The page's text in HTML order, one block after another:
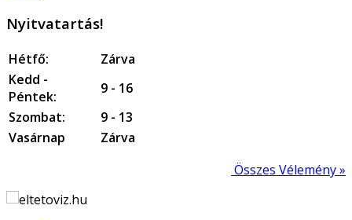
Nyitvatartás!
Hétfő:
Zárva
Kedd -
Péntek:
9 - 16
Szombat:
9 - 13
Vasárnap
Zárva
Összes Vélemény »